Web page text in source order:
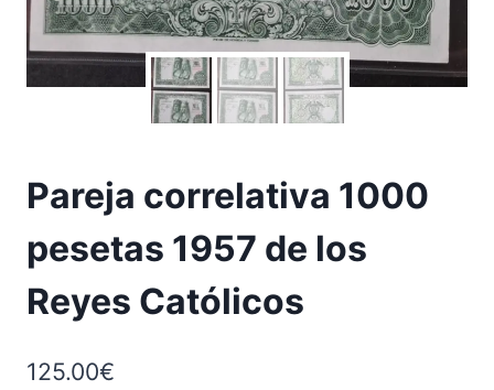
Pareja correlativa 1000
pesetas 1957 de los
Reyes Católicos
125.00€